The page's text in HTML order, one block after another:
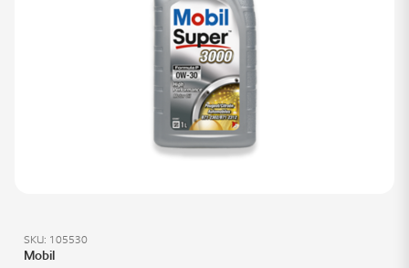
SKU: 105530
Mobil